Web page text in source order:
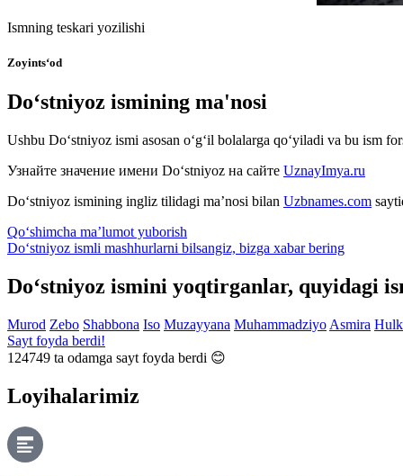
Ismning teskari yozilishi
Zoyints‘od
Do‘stniyoz ismining ma'nosi
Ushbu Do‘stniyoz ismi asosan o‘g‘il bolalarga qo‘yiladi va bu ism
Узнайте значение имени Do‘stniyoz на сайте UznayImya.ru
Do‘stniyoz ismining ingliz tilidagi ma’nosi bilan Uzbnames.com
Qo‘shimcha ma’lumot yuborish
Do‘stniyoz ismli mashhurlarni bilsangiz, bizga xabar bering
Do‘stniyoz ismini yoqtirganlar, quyidagi
Murod Zebo Shabbona Iso Muzayyana Muhammadziyo Asmira
Sayt foyda berdi!
124749 ta odamga sayt foyda berdi 😊
Loyihalarimiz